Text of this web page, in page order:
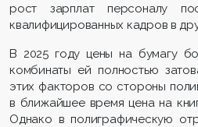
рост зарплат персоналу
квалифицированных кадров в
В 2025 году цены на бумагу
комбинаты ей полностью
этих факторов со стороны
в ближайшее время цена на
Однако в полиграфическую